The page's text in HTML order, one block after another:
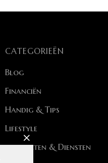
CATEGORIEËN
Blog
Financiën
Handig & Tips
Lifestyle
Producten & Diensten